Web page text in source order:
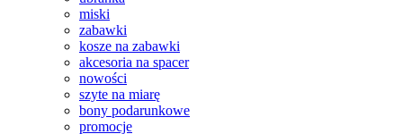
miski
zabawki
kosze na zabawki
akcesoria na spacer
nowości
szyte na miarę
bony podarunkowe
promocje